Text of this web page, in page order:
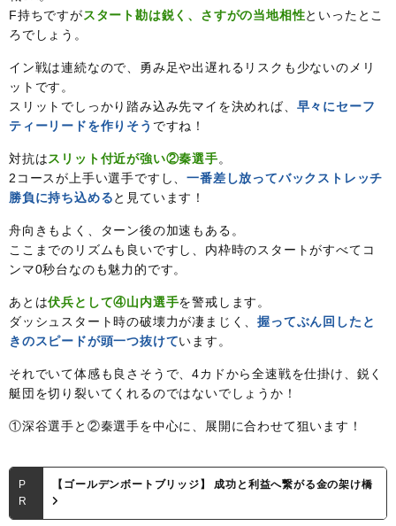
F持ちですがスタート勘は鋭く、さすがの当地相性といったとこ
ろでしょう。
イン戦は連続なので、勇み足や出遅れるリスクも少ないのメリ
ットです。
スリットでしっかり踏み込み先マイを決めれば、 早々にセーフ
ティーリードを作りそう ですね！
対抗はスリット付近が強い②秦選手。
2コースが上手い選手ですし、一番差し放ってバックストレッチ
勝負に持ち込めると見ています！
舟向きもよく、ターン後の加速もある。
ここまでのリズムも良いですし、内枠時のスタートがすべてコ
ンマ0秒台なのも魅力的です。
あとは伏兵として④山内選手を警戒します。
ダッシュスタート時の破壊力が凄まじく、握ってぶん回したと
きのスピードが頭一つ抜けています。
それでいて体感も良さそうで、4カドから全速戦を仕掛け、鋭く
艇団を切り裂いてくれるのではないでしょうか！
①深谷選手と②秦選手を中心に、展開に合わせて狙います！
P
R
【ゴールデンボートブリッジ】 成功と利益へ繋がる金の架け橋